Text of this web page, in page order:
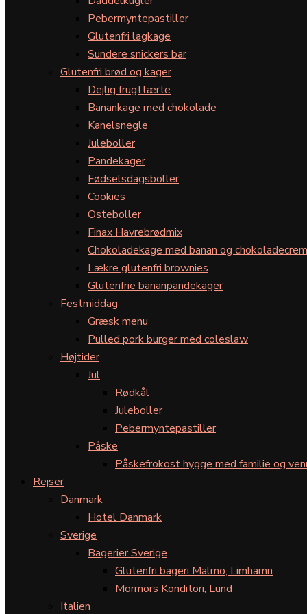
Pebermyntepastiller
Glutenfri lagkage
Sundere snickers bar
Glutenfri brød og kager
Dejlig frugttærte
Banankage med chokolade
Kanelsnegle
Juleboller
Pandekager
Fødselsdagsboller
Cookies
Osteboller
Finax Havrebrødmix
Chokoladekage med banan og
Lækre glutenfri brownies
Glutenfrie bananpandekager
Festmiddag
Græsk menu
Pulled pork burger med coleslaw
Højtider
Jul
Rødkål
Juleboller
Pebermyntepastiller
Påske
Påskefrokost hygge med familie og
Rejser
Danmark
Hotel Danmark
Sverige
Bagerier Sverige
Glutenfri bageri Malmö, Limhamn
Mormors Konditori, Lund
Italien